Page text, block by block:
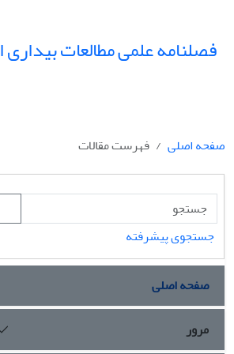
فصلنامه علمی مطالعات
صفحه اصلی
فهرست مقالات
جستجوی پیشرفته
صفحه اصلی
مرور